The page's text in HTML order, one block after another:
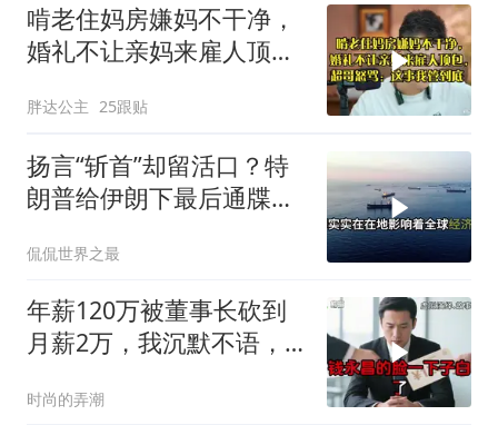
啃老住妈房嫌妈不干净，
婚礼不让亲妈来雇人顶
胖达公主 25跟贴
扬言“斩首”却留活口？特
朗普给伊朗下最后通牒，
侃侃世界之最
年薪120万被董事长砍到
月薪2万，我沉默不语，
我
时尚的弄潮